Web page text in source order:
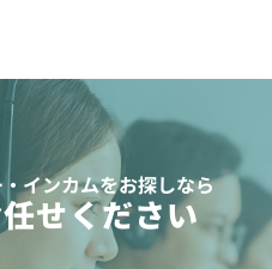
インカムをお探しなら
せください